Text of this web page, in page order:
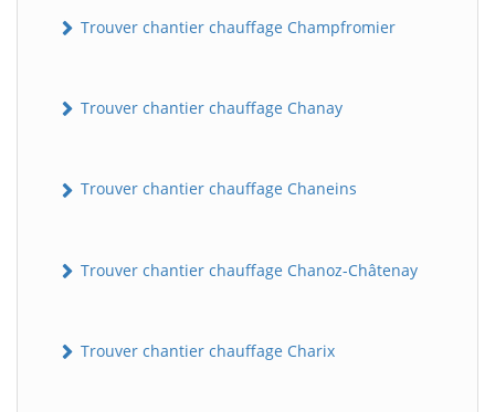
Trouver chantier chauffage Champfromier
Trouver chantier chauffage Chanay
Trouver chantier chauffage Chaneins
Trouver chantier chauffage Chanoz-Châtenay
Trouver chantier chauffage Charix